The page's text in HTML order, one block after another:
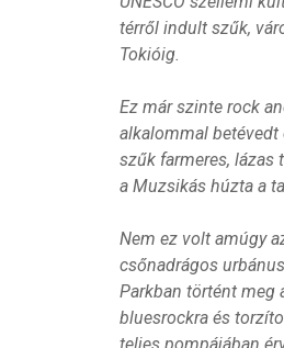
térről indult szűk,
Tokióig.
Ez már szinte rock
alkalommal betévedt
szűk farmeres, lázas
a Muzsikás húzta a
Nem ez volt amúgy
csőnadrágos
Parkban történt meg
bluesrockra és